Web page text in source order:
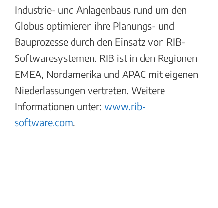
Industrie- und Anlagenbaus rund um den
Globus optimieren ihre Planungs- und
Bauprozesse durch den Einsatz von RIB-
Softwaresystemen. RIB ist in den Regionen
EMEA, Nordamerika und APAC mit eigenen
Niederlassungen vertreten. Weitere
Informationen unter: www.rib-
software.com